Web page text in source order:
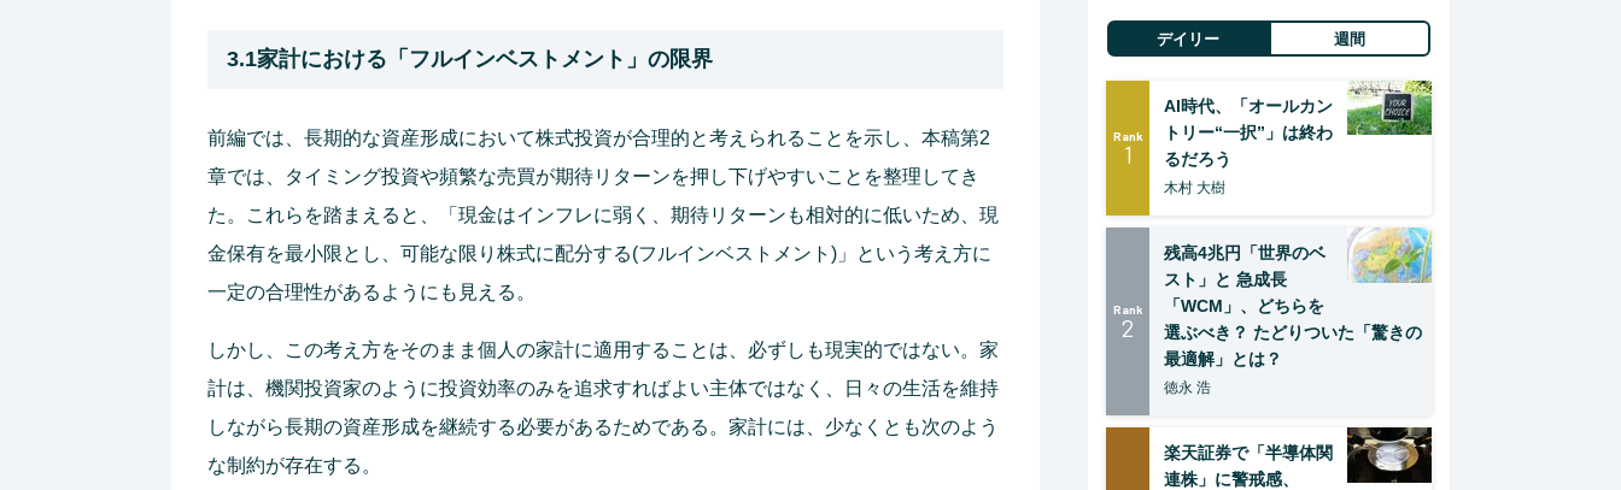
3.1家計における「フルインベストメント」の限界
前編では、長期的な資産形成において株式投資が合理的と考えられることを示し、本稿第2
章では、タイミング投資や頻繁な売買が期待リターンを押し下げやすいことを整理してき
た。これらを踏まえると、「現金はインフレに弱く、期待リターンも相対的に低いため、現
金保有を最小限とし、可能な限り株式に配分する(フルインベストメント)」という考え方に
一定の合理性があるようにも見える。
しかし、この考え方をそのまま個人の家計に適用することは、必ずしも現実的ではない。家
計は、機関投資家のように投資効率のみを追求すればよい主体ではなく、日々の生活を維持
しながら長期の資産形成を継続する必要があるためである。家計には、少なくとも次のよう
な制約が存在する。
デイリー 週間
Rank
1
AI時代、「オールカン
トリー“一択”」は終わ
るだろう
木村 大樹
Rank
2
残高4兆円「世界のベ
スト」と 急成長
「WCM」、どちらを
選ぶべき？ たどりついた「驚きの
最適解」とは？
徳永 浩
楽天証券で「半導体関
連株」に警戒感、